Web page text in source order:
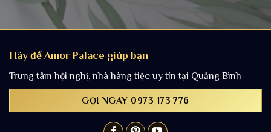
Hãy để Amor Palace giúp bạn
Trung tâm hội nghị, nhà hàng tiệc uy tín tại Quảng Bình
GỌI NGAY 0973 173 776